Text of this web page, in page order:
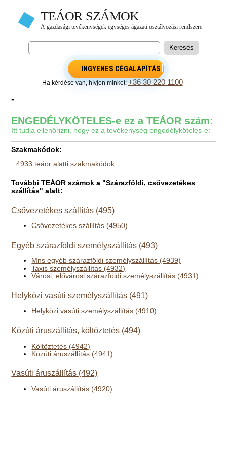
INGYENES CÉGALAPÍTÁS
Ha kérdése van, hívjon minket:+36 30 220 1100
-
ENGEDÉLYKÖTELES-e ez a TEÁOR szám:
Itt tudja ellenőrizni, hogy ez a tevékenység engedélyköteles-e:
Szakmakódok:
4933 teáor alatti szakmakódok
További TEÁOR számok a "Szárazföldi, csővezetékes
szállítás" alatt:
Csővezetékes szállítás (495)
Csővezetékes szállítás (4950)
Egyéb szárazföldi személyszállítás (493)
Mns egyéb szárazföldi személyszállítás (4939)
Taxis személyszállítás (4932)
Városi, elővárosi szárazföldi személyszállítás (4931)
Helyközi vasúti személyszállítás (491)
Helyközi vasúti személyszállítás (4910)
Közúti áruszállítás, költöztetés (494)
Költöztetés (4942)
Közúti áruszállítás (4941)
Vasúti áruszállítás (492)
Vasúti áruszállítás (4920)